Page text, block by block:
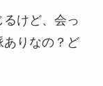
けど、会っ
ありなの？ど